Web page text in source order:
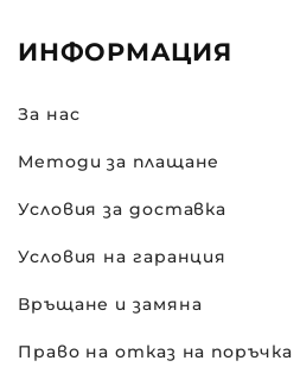
ИНФОРМАЦИЯ
За нас
Методи за плащане
Условия за доставка
Условия на гаранция
Връщане и замяна
Право на отказ на поръчка